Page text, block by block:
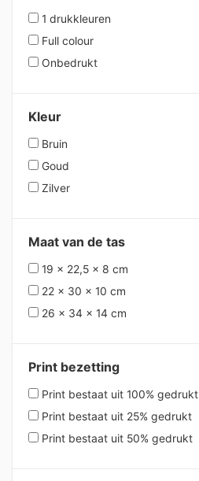
1 drukkleuren
Full colour
Onbedrukt
Kleur
Bruin
Goud
Zilver
Maat van de tas
19 x 22,5 x 8 cm
22 x 30 x 10 cm
26 x 34 x 14 cm
Print bezetting
Print bestaat uit 100% gedrukt
Print bestaat uit 25% gedrukt
Print bestaat uit 50% gedrukt